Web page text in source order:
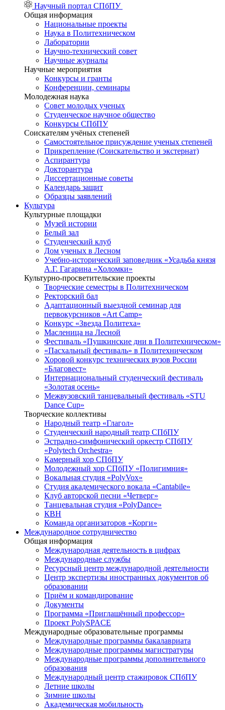
Научный портал СПбПУ
Общая информация
Национальные проекты
Наука в Политехническом
Лаборатории
Научно-технический совет
Научные журналы
Научные мероприятия
Конкурсы и гранты
Конференции, семинары
Молодежная наука
Совет молодых ученых
Студенческое научное общество
Конкурсы СПбПУ
Соискателям учёных степеней
Самостоятельное присуждение ученых степеней
Прикрепление (Соискательство и экстернат)
Аспирантура
Докторантура
Диссертационные советы
Календарь защит
Образцы заявлений
Культура
Культурные площадки
Музей истории
Белый зал
Студенческий клуб
Дом ученых в Лесном
Учебно-исторический заповедник «Усадьба князя
А.Г. Гагарина «Холомки»
Культурно-просветительские проекты
Творческие семестры в Политехническом
Ректорский бал
Адаптационный выездной семинар для
первокурсников «Art Camp»
Конкурс «Звезда Политеха»
Масленица на Лесной
Фестиваль «Пушкинские дни в Политехническом»
«Пасхальный фестиваль» в Политехническом
Хоровой конкурс технических вузов России
«Благовест»
Интернациональный студенческий фестиваль
«Золотая осень»
Межвузовский танцевальный фестиваль «STU
Dance Cup»
Творческие коллективы
Народный театр «Глагол»
Студенческий народный театр СПбПУ
Эстрадно-симфонический оркестр СПбПУ
«Polytech Orchestra»
Камерный хор СПбПУ
Молодежный хор СПбПУ «Полигимния»
Вокальная студия «PolyVox»
Студия академического вокала «Cantabile»
Клуб авторской песни «Четверг»
Танцевальная студия «PolyDance»
КВН
Команда организаторов «Корги»
Международное сотрудничество
Общая информация
Международная деятельность в цифрах
Международные службы
Ресурсный центр международной деятельности
Центр экспертизы иностранных документов об
образовании
Приём и командирование
Документы
Программа «Приглашённый профессор»
Проект PolySPACE
Международные образовательные программы
Международные программы бакалавриата
Международные программы магистратуры
Международные программы дополнительного
образования
Международный центр стажировок СПбПУ
Летние школы
Зимние школы
Академическая мобильность